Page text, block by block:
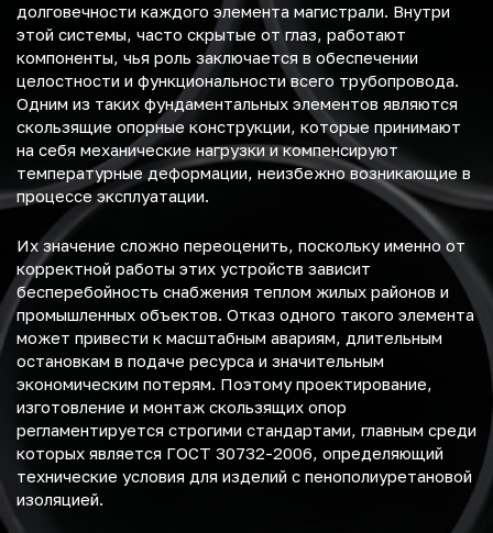
долговечности каждого элемента магистрали. Внутри
этой системы, часто скрытые от глаз, работают
компоненты, чья роль заключается в обеспечении
целостности и функциональности всего трубопровода.
Одним из таких фундаментальных элементов являются
скользящие опорные конструкции, которые принимают
на себя механические нагрузки и компенсируют
температурные деформации, неизбежно возникающие в
процессе эксплуатации.
Их значение сложно переоценить, поскольку именно от
корректной работы этих устройств зависит
бесперебойность снабжения теплом жилых районов и
промышленных объектов. Отказ одного такого элемента
может привести к масштабным авариям, длительным
остановкам в подаче ресурса и значительным
экономическим потерям. Поэтому проектирование,
изготовление и монтаж скользящих опор
регламентируется строгими стандартами, главным среди
которых является ГОСТ 30732-2006, определяющий
технические условия для изделий с пенополиуретановой
изоляцией.